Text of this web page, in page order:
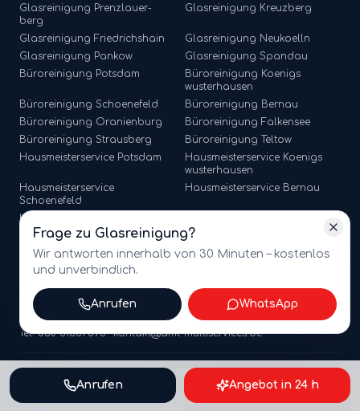
Glasreinigung Prenzlauer-
berg
Glasreinigung Kreuzberg
Glasreinigung Friedrichshain Glasreinigung Neukoelln
Glasreinigung Pankow Glasreinigung Spandau
Büroreinigung Potsdam Büroreinigung Koenigs
wusterhausen
Büroreinigung Schoenefeld Büroreinigung Bernau
Büroreinigung Oranienburg Büroreinigung Falkensee
Büroreinigung Strausberg Büroreinigung
Teltow
Hausmeisterservice Potsdam Hausmeisterservice Koenigs
wusterhausen
Hausmeisterservice
Schoenefeld
Hausmeisterservice Bernau
Hausmeisterservice
Oranienburg
Hausmeisterservice Strausberg Hausmeisterservice Teltow
2026
amt multiservices GmbH · Märkische Straße 65, 15806
Zossen · USt-ID: DE341721368
Tel. 030 81867596 · kontakt@amt-multiservices.de
Webdesign by Mihajlo Systems
Anrufen Angebot in 24 h
Frage zu Glasreinigung?
Wir antworten innerhalb von 30 Minuten – kostenlos
und unverbindlich.
Anrufen WhatsApp